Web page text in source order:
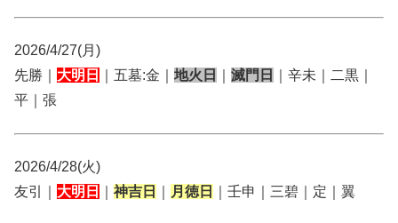
2026/4/27(月)
先勝｜ 大明日 ｜五墓:金｜ 地火日 滅門日
｜辛未｜二黒｜
平｜張
2026/4/28(火)
友引｜ 大明日 神吉日 月徳日 ｜壬申｜三碧｜定｜翼